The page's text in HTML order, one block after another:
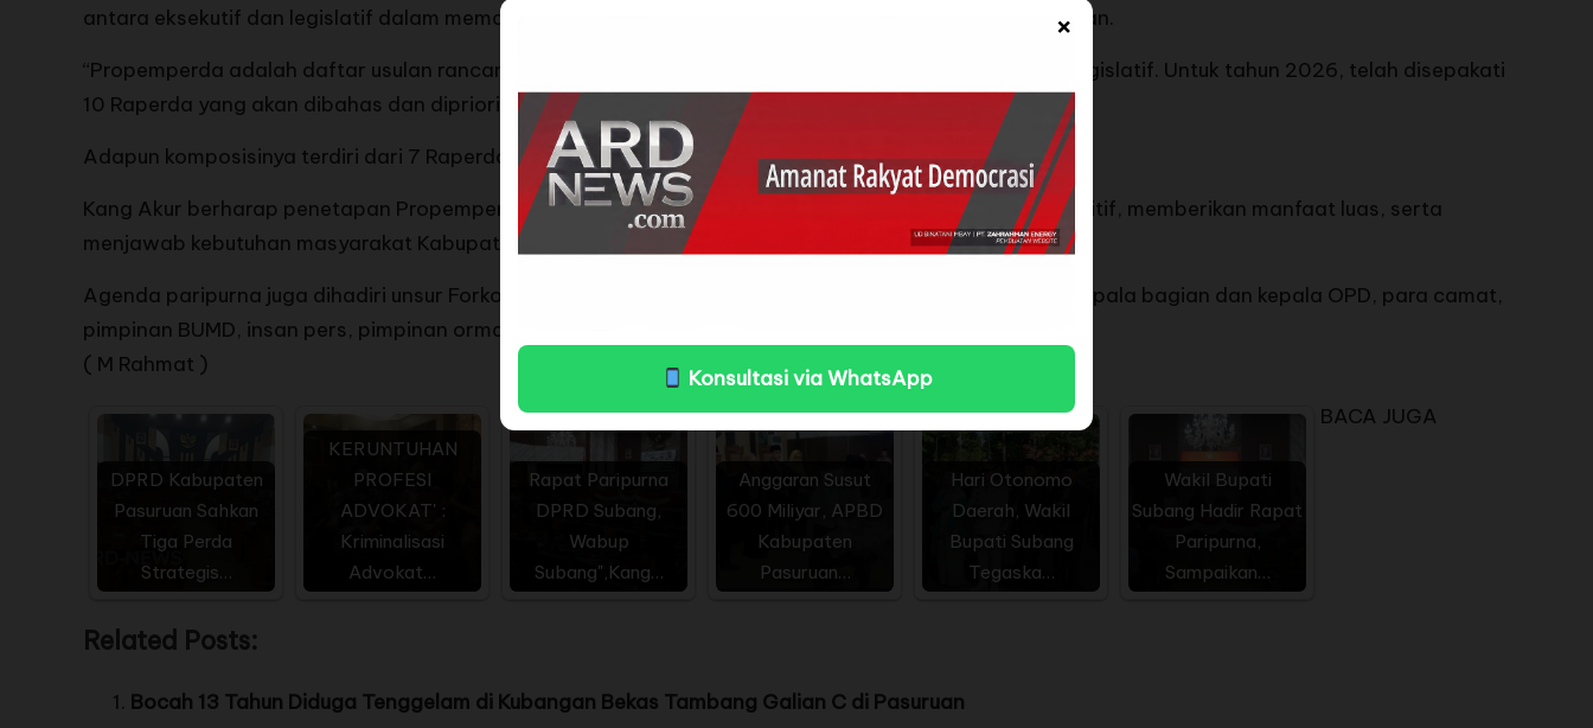
×
Konsultasi via WhatsApp
antara eksekutif dan legislatif dalam memastikan arah pembangunan daerah berjalan berkesinambungan.
“Propemperda adalah daftar usulan rancangan peraturan daerah, baik dari inisiatif eksekutif maupun legislatif. Untuk tahun 2026, telah disepakati
10 Raperda yang akan dibahas dan diprioritaskan,” ujar Kang Akur.
Adapun komposisinya terdiri dari 7 Raperda usulan eksekutif dan 3 Raperda usulan legislatif.
Kang Akur berharap penetapan Propemperda 2026 dapat menghadirkan regulasi yang berdampak positif, memberikan manfaat luas, serta
menjawab kebutuhan masyarakat Kabupaten Subang.
Agenda paripurna juga dihadiri unsur Forkopimda, Sekda Subang, staf ahli, para asisten daerah, para kepala bagian dan kepala OPD, para camat,
pimpinan BUMD, insan pers, pimpinan ormas dan OKP, serta tamu undangan lainnya.
( M Rahmat )
BACA JUGA
DPRD Kabupaten
Pasuruan Sahkan
Tiga Perda
Strategis…
KERUNTUHAN
PROFESI
ADVOKAT' :
Kriminalisasi
Advokat…
Rapat Paripurna
DPRD Subang,
Wabup
Subang",Kang…
Anggaran Susut
600 Miliyar, APBD
Kabupaten
Pasuruan…
Hari Otonomo
Daerah, Wakil
Bupati Subang
Tegaska…
Wakil Bupati
Subang Hadir Rapat
Paripurna,
Sampaikan…
Related Posts:
Bocah 13 Tahun Diduga Tenggelam di Kubangan Bekas Tambang Galian C di Pasuruan